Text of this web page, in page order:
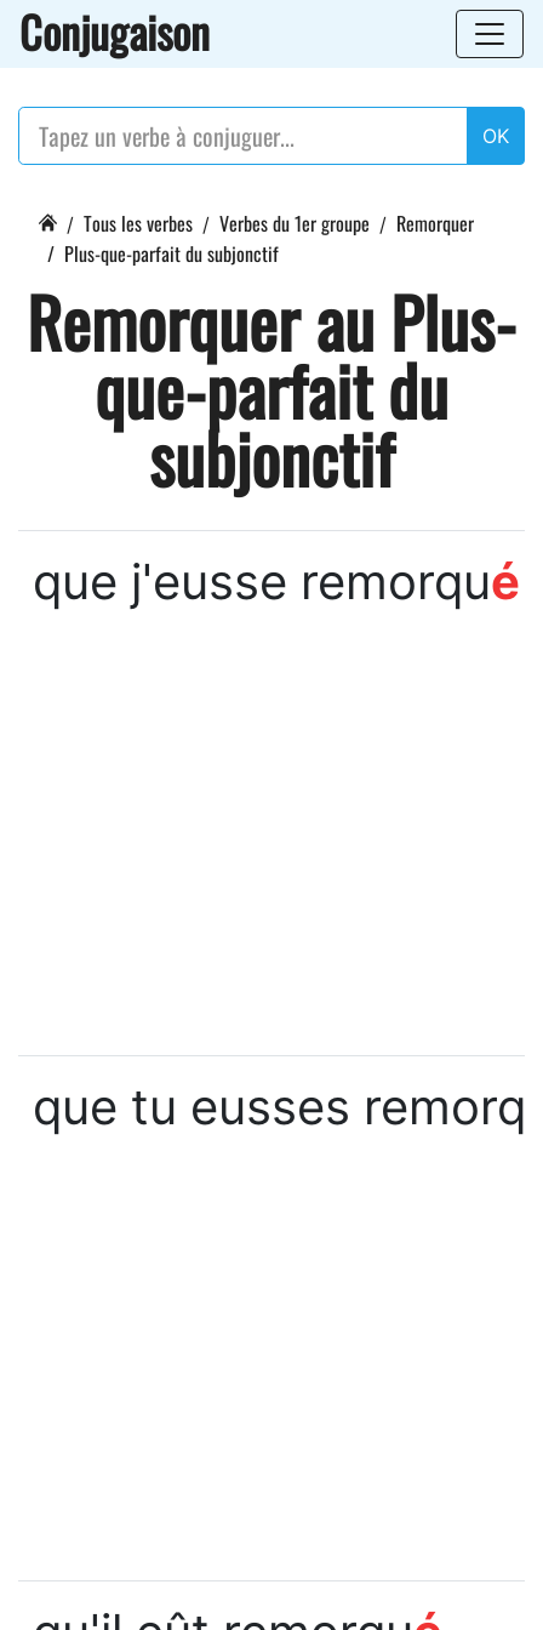
Conjugaison
OK
Tous les verbes Verbes du 1er groupe
Remorquer
Plus-que-parfait du subjonctif
Remorquer au Plus-
que-parfait du
subjonctif
que j'eusse remorqué
que tu eusses